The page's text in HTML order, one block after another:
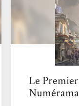
œuvre
Le